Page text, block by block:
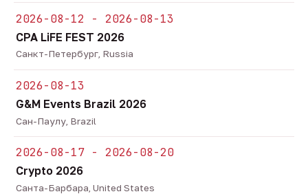
2026-08-12 - 2026-08-13
CPA LiFE FEST 2026
Санкт-Петербург, Russia
2026-08-13
G&M Events Brazil 2026
Сан-Паулу, Brazil
2026-08-17 - 2026-08-20
Crypto 2026
Санта-Барбара, United States